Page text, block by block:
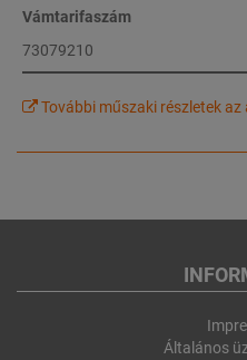
Vámtarifaszám
73079210
További műszaki részletek
Általános